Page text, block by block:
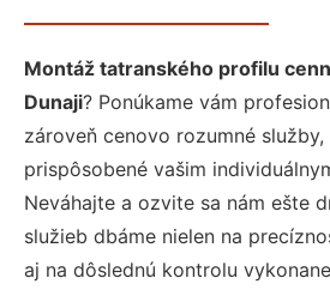
Montáž tatranského profilu
Dunaji? Ponúkame vám
zároveň cenovo rozumné
prispôsobené vašim
Neváhajte a ozvite sa nám ešte
služieb dbáme nielen na
aj na dôslednú kontrolu